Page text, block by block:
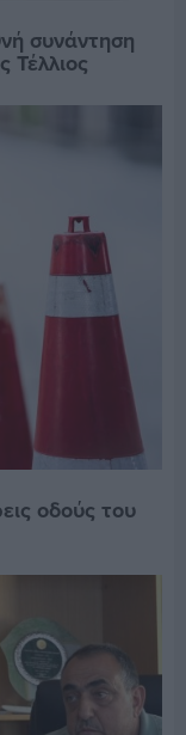
συνάντηση
οδούς του